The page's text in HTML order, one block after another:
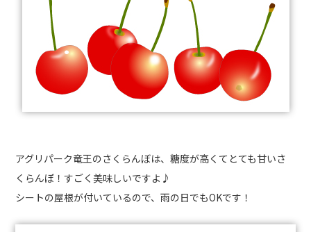
アグリパーク竜王のさくらんぼは、糖度が高くてとても甘いさ
くらんぼ！すごく美味しいですよ♪
シートの屋根が付いているので、雨の日でもOKです！